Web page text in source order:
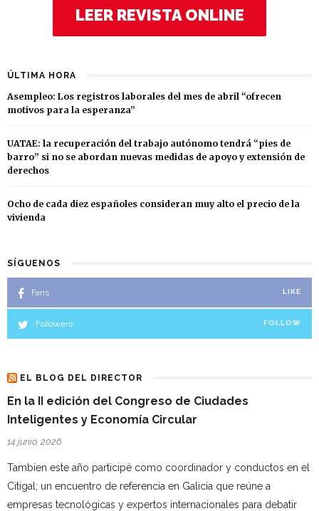
LEER REVISTA ONLINE
ÚLTIMA HORA
Asempleo: Los registros laborales del mes de abril “ofrecen
motivos para la esperanza”
UATAE: la recuperación del trabajo autónomo tendrá “pies de
barro” si no se abordan nuevas medidas de apoyo y extensión de
derechos
Ocho de cada diez españoles consideran muy alto el precio de la
vivienda
SÍGUENOS
Fans LIKE
Followers FOLLOW
EL BLOG DEL DIRECTOR
En la II edición del Congreso de Ciudades
Inteligentes y Economía Circular
14 junio, 2026
Tambien este año participé como coordinador y conductos en el
Citigal; un encuentro de referencia en Galicia que reúne a
empresas tecnológicas y expertos internacionales para debatir